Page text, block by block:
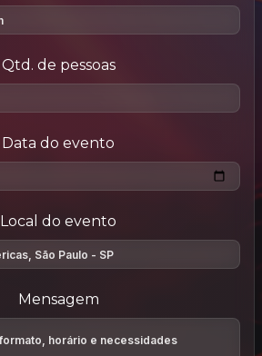
Qtd. de pessoas
Data do evento
Local do evento
Mensagem